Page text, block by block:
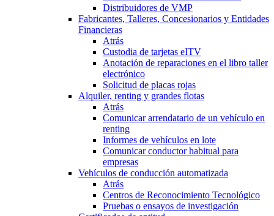
Distribuidores de VMP
Fabricantes, Talleres, Concesionarios y Entidades
Financieras
Atrás
Custodia de tarjetas eITV
Anotación de reparaciones en el libro taller
electrónico
Solicitud de placas rojas
Alquiler, renting y grandes flotas
Atrás
Comunicar arrendatario de un vehículo en
renting
Informes de vehículos en lote
Comunicar conductor habitual para
empresas
Vehículos de conducción automatizada
Atrás
Centros de Reconocimiento Tecnológico
Pruebas o ensayos de investigación